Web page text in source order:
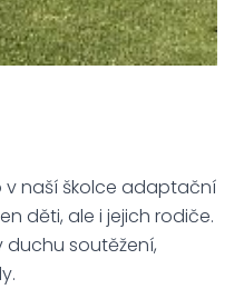
v naší školce adaptační
děti, ale i jejich rodiče.
duchu soutěžení,